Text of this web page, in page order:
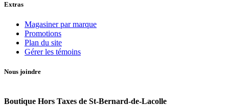
Extras
Magasiner par marque
Promotions
Plan du site
Gérer les témoins
Nous joindre
Boutique Hors Taxes de St-Bernard-de-Lacolle